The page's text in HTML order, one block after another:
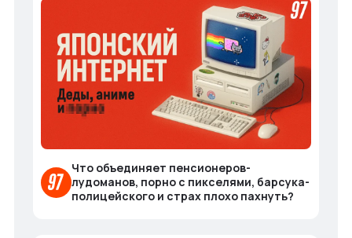
Что объединяет пенсионеров-
лудоманов, порно с пикселями, барсука-
полицейского и страх плохо пахнуть?